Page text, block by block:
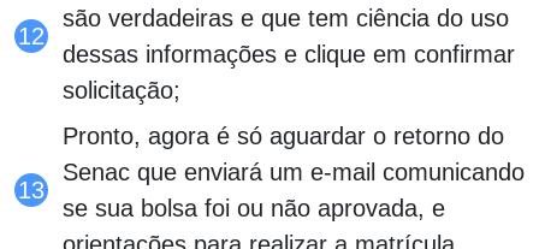
são verdadeiras e que tem ciência do uso
dessas informações e clique em confirmar
solicitação;
Pronto, agora é só aguardar o retorno do
Senac que enviará um e-mail comunicando
se sua bolsa foi ou não aprovada, e